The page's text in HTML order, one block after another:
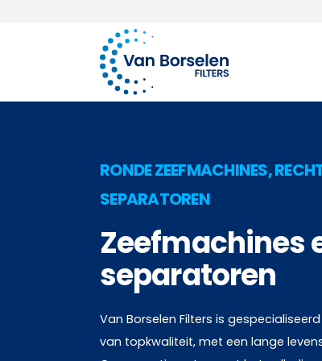
RONDE ZEEFMACHINES,
SEPARATOREN
Zeefmachines
separatoren
Van Borselen Filters is
van topkwaliteit, met een lange